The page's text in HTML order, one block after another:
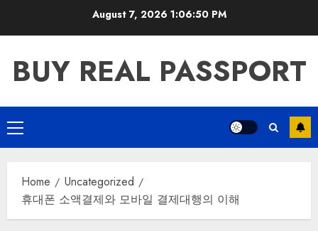
August 7, 20261:06:51 PM
BUY REAL PASSPORT
Primary
Menu
Home
Uncategorized
휴대폰 소액결제와 모바일 결제대행의 이해